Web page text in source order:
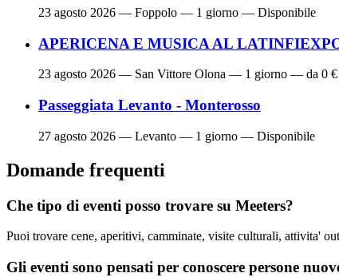
23 agosto 2026 — Foppolo — 1 giorno — Disponibile
APERICENA E MUSICA AL
23 agosto 2026 — San Vittore Olona — 1 giorno — da 0
Passeggiata Levanto - Monterosso
27 agosto 2026 — Levanto — 1 giorno — Disponibile
Domande frequenti
Che tipo di eventi posso trovare su Meeters?
Puoi trovare cene, aperitivi, camminate, visite culturali, attivita'
Gli eventi sono pensati per conoscere persone